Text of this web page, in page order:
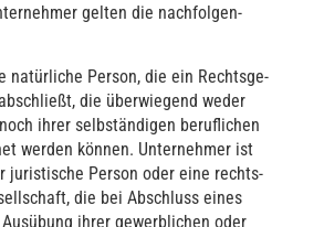
gel­ten die nach­fol­gen­
natür­li­che Per­son, die ein Rechts­ge­
die über­wie­gend weder
ihrer selb­stän­di­gen beruf­li­chen
wer­den kön­nen. Unter­neh­mer ist
juris­ti­sche Per­son oder eine rechts­
die bei Abschluss eines
ihrer gewerb­li­chen oder